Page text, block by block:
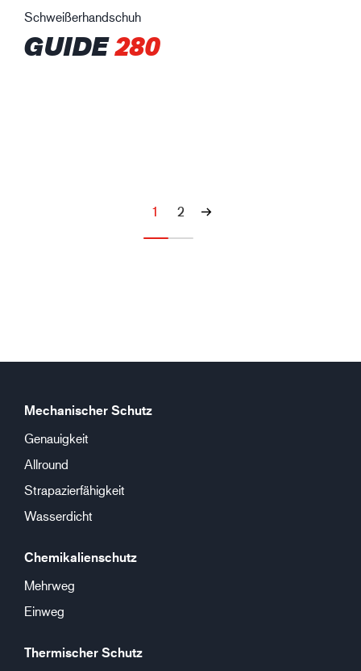
Schweißerhandschuh
GUIDE280
1 2
Mechanischer Schutz
Genauigkeit
Allround
Strapazierfähigkeit
Wasserdicht
Chemikalienschutz
Mehrweg
Einweg
Thermischer Schutz